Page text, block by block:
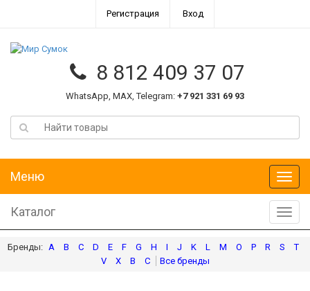
Регистрация Вход
8 812 409 37 07
WhatsApp, MAX, Telegram: +7 921 331 69 93
Меню
Меню
Каталог
A B C D E F G H I J K L M O P R S
T
V
X В С